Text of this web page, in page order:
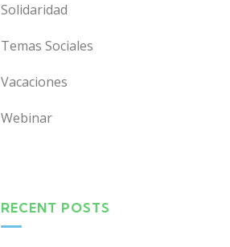
Solidaridad
Temas Sociales
Vacaciones
Webinar
RECENT POSTS